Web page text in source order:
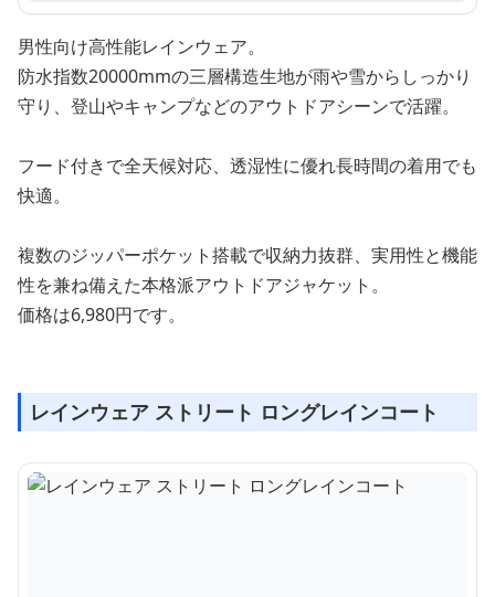
男性向け高性能レインウェア。
防水指数20000mmの三層構造生地が雨や雪からしっかり
守り、登山やキャンプなどのアウトドアシーンで活躍。
フード付きで全天候対応、透湿性に優れ長時間の着用でも
快適。
複数のジッパーポケット搭載で収納力抜群、実用性と機能
性を兼ね備えた本格派アウトドアジャケット。
価格は6,980円です。
レインウェア ストリート ロングレインコート